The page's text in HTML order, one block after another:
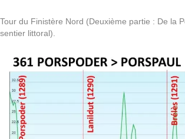
Tour du Finistère Nord (Deuxième partie : De la
sentier littoral).